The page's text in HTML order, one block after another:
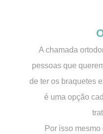
A chamada
pessoas que
de ter os braquetes
é uma opção
Por isso